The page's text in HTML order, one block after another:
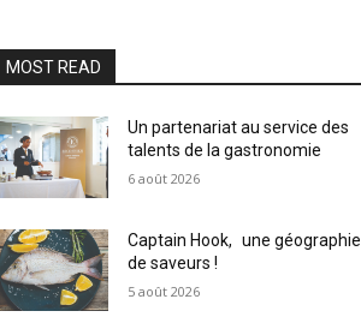
MOST READ
Un partenariat au service des
talents de la gastronomie
6 août 2026
Captain Hook, une géographie
de saveurs !
5 août 2026